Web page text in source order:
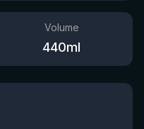
Volume
440ml